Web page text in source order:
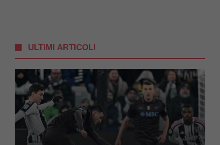
ULTIMI ARTICOLI